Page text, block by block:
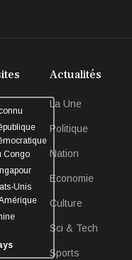
Congo
Unis
Actualités
La Une
Politique
Nation
Economie
Culture
Sci & Tech
Sports